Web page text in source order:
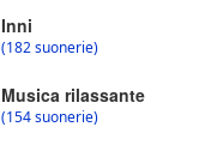
Inni
(182 suonerie)
Musica rilassante
(154 suonerie)